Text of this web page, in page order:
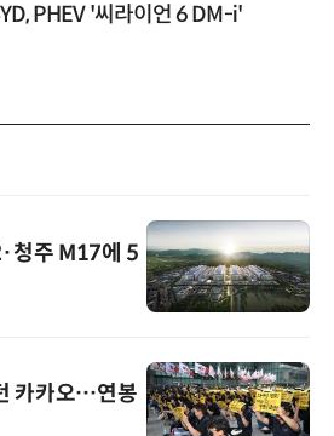
PHEV '씨라이언 6 DM-i'
청주 M17에 5
카카오…연봉